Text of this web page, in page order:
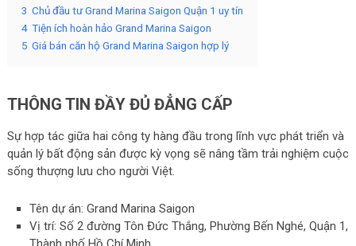
3 Chủ đầu tư Grand Marina Saigon Quận 1 uy tín
4 Tiện ích hoàn hảo Grand Marina Saigon
5 Giá bán căn hộ Grand Marina Saigon hợp lý
THÔNG TIN ĐẦY ĐỦ ĐẲNG CẤP
Sự hợp tác giữa hai công ty hàng đầu trong lĩnh vực phát triển và
quản lý bất động sản được kỳ vọng sẽ nâng tầm trải nghiệm cuộc
sống thượng lưu cho người Việt.
Tên dự án: Grand Marina Saigon
Vị trí: Số 2 đường Tôn Đức Thắng, Phường Bến Nghé, Quận 1,